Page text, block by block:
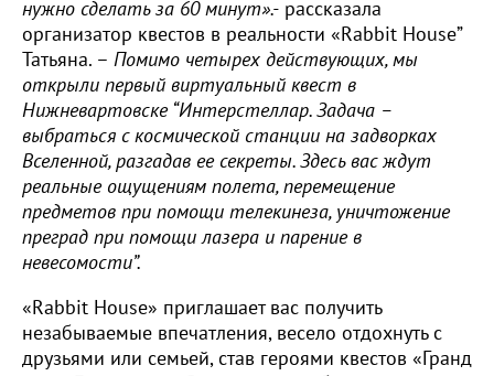
нужно сделать за 60 минут».- рассказала
организатор квестов в реальности «Rabbit House”
Татьяна. – Помимо четырех действующих, мы
открыли первый виртуальный квест в
Нижневартовске “Интерстеллар.Задача –
выбраться с космической станции на задворках
Вселенной, разгадав ее секреты. Здесь вас ждут
реальные ощущениям полета, перемещение
предметов при помощи телекинеза, уничтожение
преград при помощи лазера и парение в
невесомости”.
«Rabbit House» приглашает вас получить
незабываемые впечатления, весело отдохнуть с
друзьями или семьей, став героями квестов «Гранд